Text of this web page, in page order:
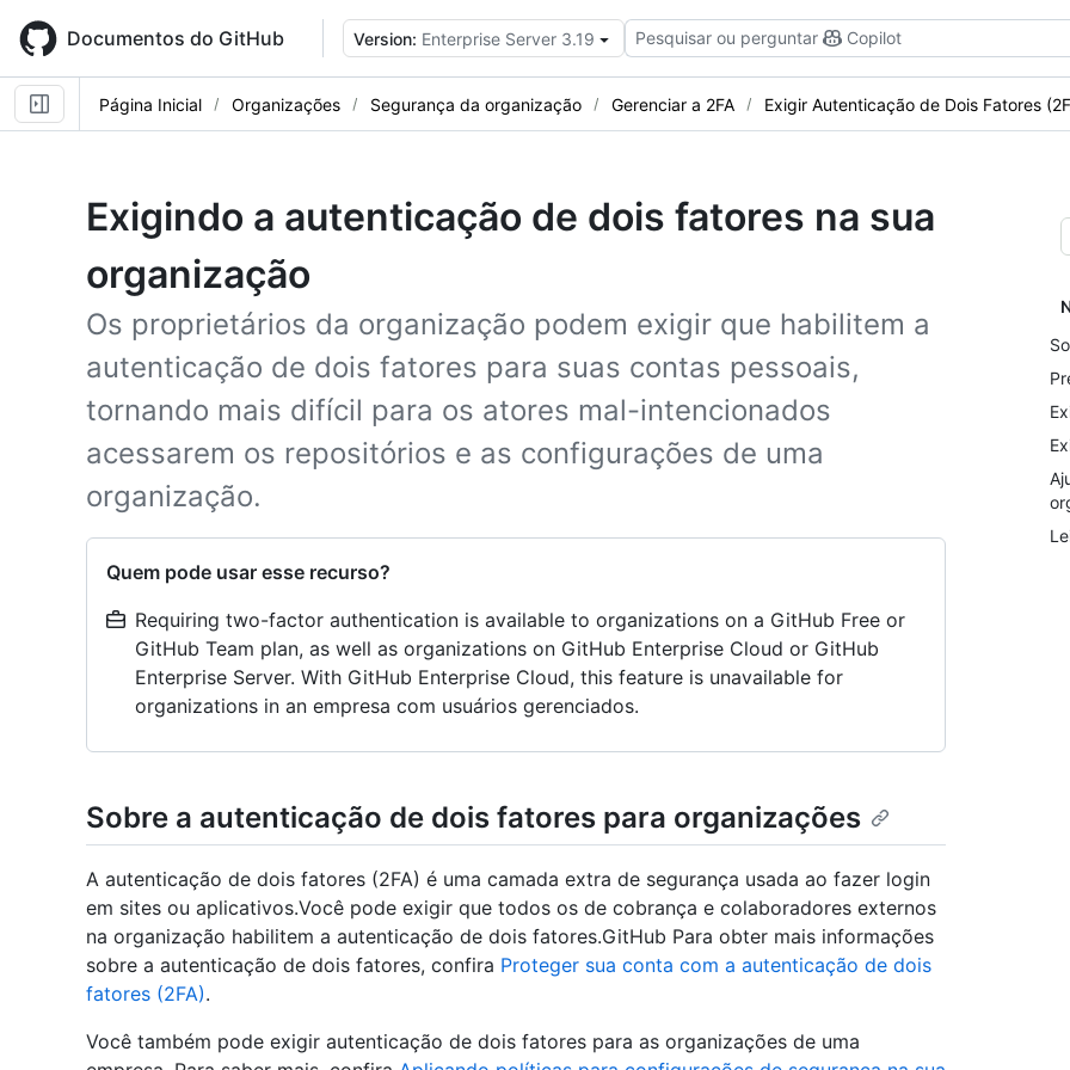
main
content
Documentos do GitHub Version: Enterprise Server 3.19 Pesquisar ou perguntar Copilot
Página Inicial Organizações Segurança da organização Gerenciar a 2FA Exigir Autenticação de Dois Fatores
Exigindo a autenticação de dois fatores na sua
organização
Os proprietários da organização podem exigir que habilitem a
autenticação de dois fatores para suas contas pessoais,
tornando mais difícil para os atores mal-intencionados
acessarem os repositórios e as configurações de uma
organização.
Quem pode usar esse recurso?
Requiring two-factor authentication is available to organizations on a GitHub Free or
GitHub Team plan, as well as organizations on GitHub Enterprise Cloud or GitHub
Enterprise Server. With GitHub Enterprise Cloud, this feature is unavailable for
organizations in an empresa com usuários gerenciados.
Sobre a autenticação de dois fatores para organizações
A autenticação de dois fatores (2FA) é uma camada extra de segurança usada ao fazer login
em sites ou aplicativos.Você pode exigir que todos os de cobrança e colaboradores externos
na organização habilitem a autenticação de dois fatores.GitHub Para obter mais informações
sobre a autenticação de dois fatores, confira Proteger sua conta com a autenticação de dois
fatores (2FA).
Você também pode exigir autenticação de dois fatores para as organizações de uma